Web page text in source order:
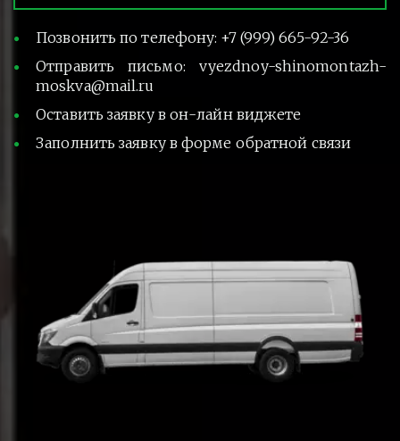
Позвонить по телефону: +7 (999) 665-92-36
Отправить письмо: vyezdnoy-shinomontazh-
moskva@mail.ru
Оставить заявку в он-лайн виджете
Заполнить заявку в форме обратной связи